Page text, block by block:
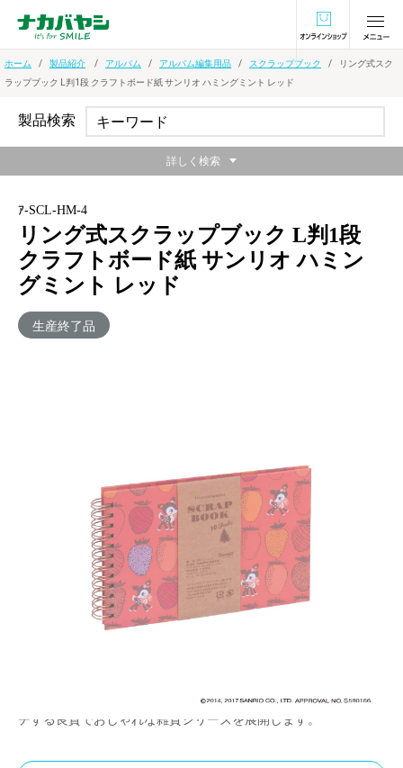
オンラインショ
ホーム 製品紹介 アルバム アルバム編集用品 スクラップブック
リング式スク
ラップブック L判1段 クラフトボード紙 サンリオ ハミングミント レッド
ｱ-SCL-HM-4
リング式スクラップブック L判1段
クラフトボード紙 サンリオ ハミン
グミント レッド
生産終了品
ハミングミント北欧シリーズ
メーカー希望小売価格：
+ 税
生産終了品
入れた新しいキャラクターデザインを採用し、母親達にアプロー
チする良質でおしゃれな雑貨シリーズを展開します。
製品検索
詳しく検索